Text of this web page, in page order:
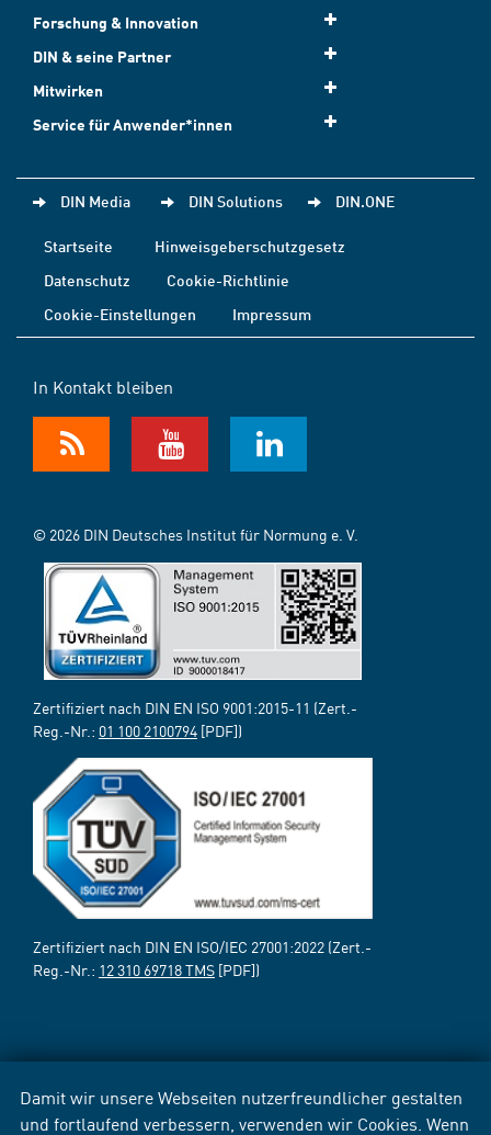
Damit wir unsere Webseiten nutzerfreundlicher gestalten
und fortlaufend verbessern, verwenden wir Cookies. Wenn
Forschung & Innovation
DIN & seine Partner
Mitwirken
Service für Anwender*innen
DIN Media DIN Solutions DIN.ONE
Startseite
Hinweisgeberschutzgesetz
Datenschutz
Cookie-Richtlinie
Cookie-Einstellungen
Impressum
In Kontakt bleiben
© 2026 DIN Deutsches Institut für Normung e. V.
Zertifiziert nach DIN EN ISO 9001:2015-11 (Zert.-
Reg.-Nr.: 01 100 2100794 [PDF])
Zertifiziert nach DIN EN ISO/IEC 27001:2022 (Zert.-
Reg.-Nr.: 12 310 69718 TMS [PDF])